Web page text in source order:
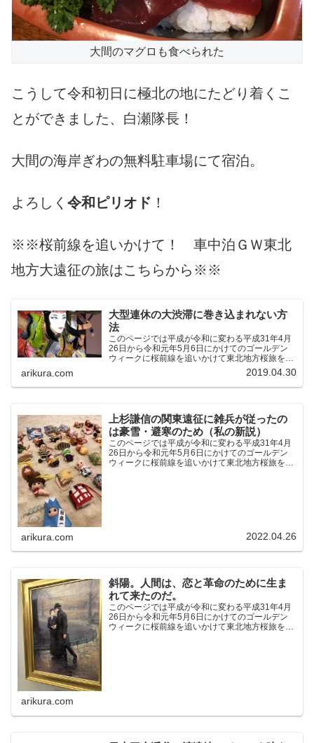
大間のマグロも食べられた
こうして令和初日に極北の地にたどり着くこ
とができました、白瀬隊長！
大間の海岸ぎわの無料駐車場にて宿泊。
よろしく 令和ピリオド ！
※※桜前線を追いかけて！ 車中泊ＧＷ東北
地方大遠征の旅はこちらから※※
大型連休の大渋滞に巻き込まれない方
法
このページでは平成が令和に変わる平成31年4月
26日から令和元年5月6日にかけてのゴールデン
ウィークに桜前線を追いかけて東北地方桜旅を車
中泊大遠征10泊11日した時の記録をまとめたも
のです。（結論）「桜前線なんてものはテレビの
中にしか存在し...
arikura.com 2019.04.30
上杉謙信の関東遠征に雑兵が従ったの
は豪雪・避寒のため（私の新説）
このページでは平成が令和に変わる平成31年4月
26日から令和元年5月6日にかけてのゴールデン
ウィークに桜前線を追いかけて東北地方桜旅を車
arikura.com 2022.04.26
斜陽。人間は、恋と革命のために生ま
れて来たのだ。
このページでは平成が令和に変わる平成31年4月
26日から令和元年5月6日にかけてのゴールデン
ウィークに桜前線を追いかけて東北地方桜旅を車
arikura.com